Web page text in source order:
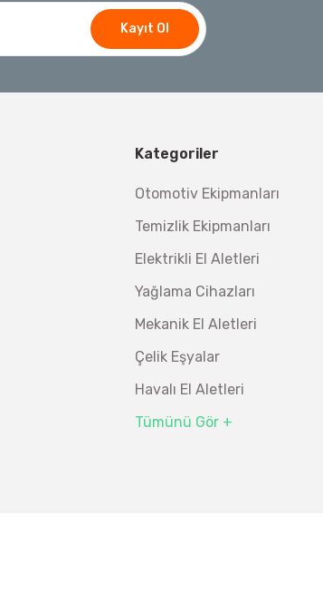
Kayıt Ol
Kategoriler
Otomotiv Ekipmanları
Temizlik Ekipmanları
Elektrikli El Aletleri
Yağlama Cihazları
Mekanik El Aletleri
Çelik Eşyalar
Havalı El Aletleri
Tümünü Gör +